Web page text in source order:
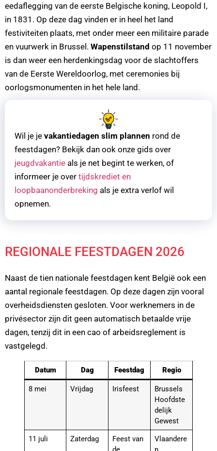
eedaflegging van de eerste Belgische koning, Leopold I,
in 1831. Op deze dag vinden er in heel het land
festiviteiten plaats, met onder meer een militaire parade
en vuurwerk in Brussel. Wapenstilstand op 11 november
is dan weer een herdenkingsdag voor de slachtoffers
van de Eerste Wereldoorlog, met ceremonies bij
oorlogsmonumenten in het hele land.
Wil je je vakantiedagen slim plannen rond de
feestdagen? Bekijk dan ook onze gids over
jeugdvakantie als je net begint te werken, of
informeer je over tijdskrediet en
loopbaanonderbreking als je extra verlof wil
opnemen.
REGIONALE FEESTDAGEN 2026
Naast de tien nationale feestdagen kent België ook een
aantal regionale feestdagen. Op deze dagen zijn vooral
overheidsdiensten gesloten. Voor werknemers in de
privésector zijn dit geen automatisch betaalde vrije
dagen, tenzij dit in een cao of arbeidsreglement is
vastgelegd.
Datum Dag Feestdag Regio
8 mei Vrijdag Irisfeest
Brussels
Hoofdste
delijk
Gewest
11 juli Zaterdag
Feest van
Vlaandere